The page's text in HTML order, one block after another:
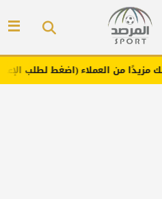
(اضغط لطلب الإعلان)